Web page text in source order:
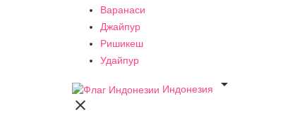
Варанаси
Джайпур
Ришикеш
Удайпур
Индонезия

